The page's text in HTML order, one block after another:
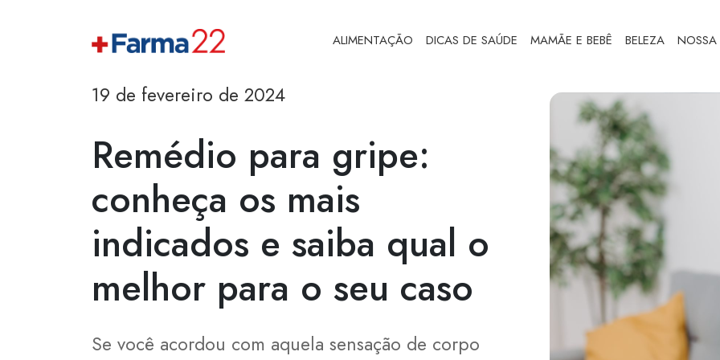
ALIMENTAÇÃO DICAS DE SAÚDE MAMÃE E BEBÊ BELEZA NOSSA
19 de fevereiro de 2024
Remédio para gripe:
conheça os mais
indicados e saiba qual o
melhor para o seu caso
Se você acordou com aquela sensação de corpo